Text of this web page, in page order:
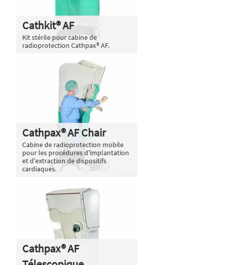
Cathkit® AF
Kit stérile pour cabine de
radioprotection Cathpax® AF.
Cathpax® AF Chair
Cabine de radioprotection mobile
pour les procédures d'implantation
et d'extraction de dispositifs
cardiaques.
Cathpax® AF